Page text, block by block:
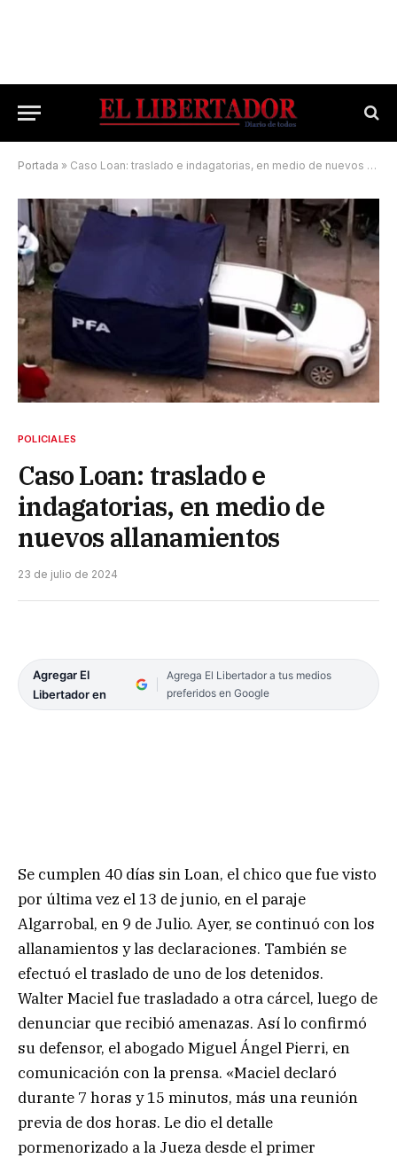
Portada » Caso Loan: traslado e indagatorias, en medio de nuevos allanamientos
POLICIALES
Caso Loan: traslado e
indagatorias, en medio de
nuevos allanamientos
23 de julio de 2024
Agregar El
Libertador en
Agrega El Libertador a tus medios
preferidos en Google
Se cumplen 40 días sin Loan, el chico que fue visto
por última vez el 13 de junio, en el paraje
Algarrobal, en 9 de Julio. Ayer, se continuó con los
allanamientos y las declaraciones. También se
efectuó el traslado de uno de los detenidos.
Walter Maciel fue trasladado a otra cárcel, luego de
denunciar que recibió amenazas. Así lo confirmó
su defensor, el abogado Miguel Ángel Pierri, en
comunicación con la prensa. «Maciel declaró
durante 7 horas y 15 minutos, más una reunión
previa de dos horas. Le dio el detalle
pormenorizado a la Jueza desde el primer